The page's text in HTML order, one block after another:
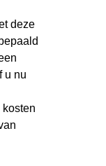
deze
u nu